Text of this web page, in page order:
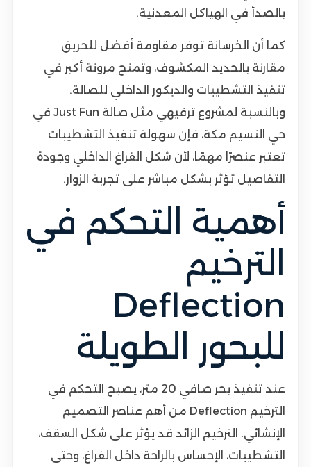
بالصدأ في الهياكل المعدنية.
كما أن الخرسانة توفر مقاومة أفضل للحريق
مقارنة بالحديد المكشوف، وتمنح مرونة أكبر في
تنفيذ التشطيبات والديكور الداخلي للصالة.
وبالنسبة لمشروع ترفيهي مثل صالة Just Fun في
حي النسيم مكة، فإن سهولة تنفيذ التشطيبات
تعتبر عنصرًا مهمًا، لأن شكل الفراغ الداخلي وجودة
التفاصيل تؤثر بشكل مباشر على تجربة الزوار.
أهمية التحكم في
الترخيم
Deflection
للبحور الطويلة
عند تنفيذ بحر صافي 20 متر، يصبح التحكم في
الترخيم Deflection من أهم عناصر التصميم
الإنشائي. الترخيم الزائد قد يؤثر على شكل السقف،
التشطيبات، الإحساس بالراحة داخل الفراغ، وحتى